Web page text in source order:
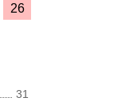
26
31